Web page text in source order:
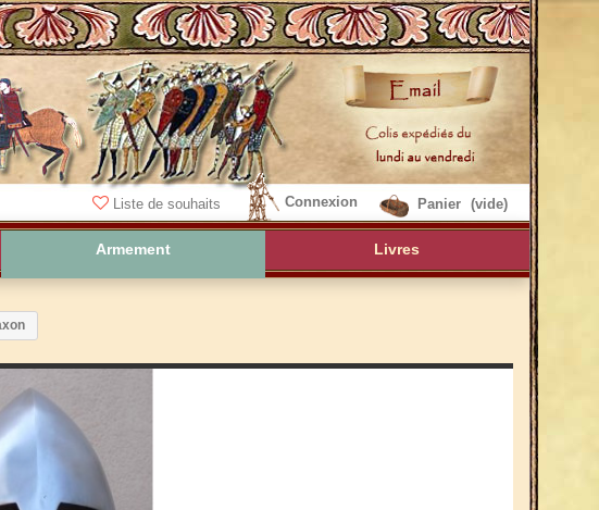
Panier (vide)
Connexion
Liste de souhaits
Armement Livres